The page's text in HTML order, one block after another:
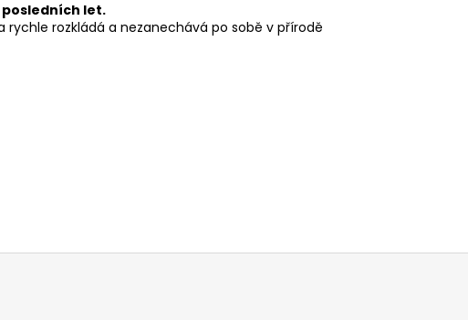
let.
rychle rozkládá a nezanechává po sobě v přírodě